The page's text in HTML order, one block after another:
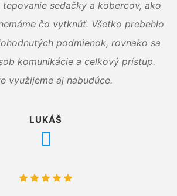
tepovanie sedačky a kobercov, ako
čo vytknúť. Všetko prebehlo
podmienok, rovnako sa
komunikácie a celkový prístup.
využijeme aj nabudúce.
LUKÁŠ